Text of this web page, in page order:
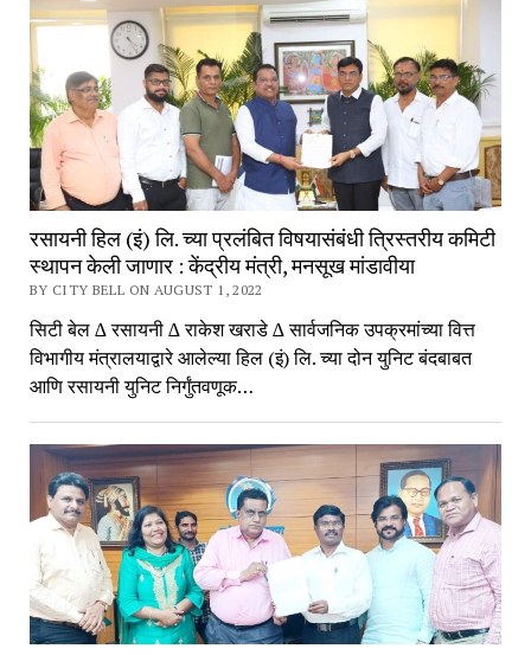
रसायनी हिल (इं) लि. च्या प्रलंबित विषयासंबंधी त्रिस्तरीय कमिटी
स्थापन केली जाणार : केंद्रीय मंत्री, मनसूख मांडावीया
BY CITY BELL ON AUGUST 1, 2022
सिटी बेल ∆ रसायनी ∆ राकेश खराडे ∆ सार्वजनिक उपक्रमांच्या वित्त
विभागीय मंत्रालयाद्वारे आलेल्या हिल (इं) लि. च्या दोन युनिट बंदबाबत
आणि रसायनी युनिट निर्गुंतवणूक…